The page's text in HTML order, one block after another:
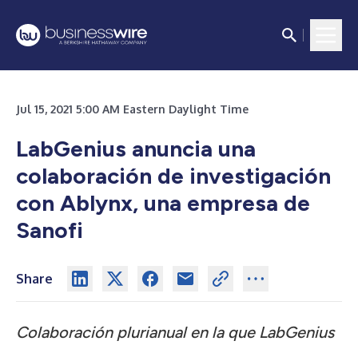
Jul 15, 2021 5:00 AM Eastern Daylight Time
LabGenius anuncia una
colaboración de investigación
con Ablynx, una empresa de
Sanofi
Share
Colaboración plurianual en la que LabGenius